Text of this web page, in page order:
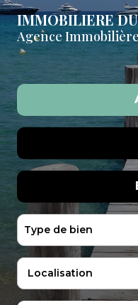
biens
Ventes
Ventes
immo
Pro
immo pro
Nos
services
Transaction
Gestion
Syndic
Syndic
Gestion
de
vacances
IMMOBILIERE
Agence
De l'immo pro
En saisonnier
De l'immo pro
Type de bien